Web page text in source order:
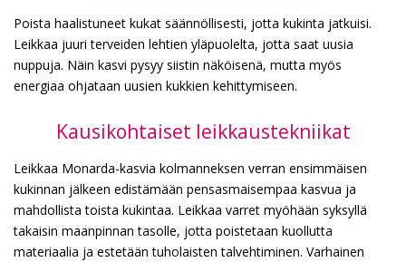
Poista haalistuneet kukat säännöllisesti, jotta kukinta jatkuisi.
Leikkaa juuri terveiden lehtien yläpuolelta, jotta saat uusia
nuppuja. Näin kasvi pysyy siistin näköisenä, mutta myös
energiaa ohjataan uusien kukkien kehittymiseen.
Kausikohtaiset leikkaustekniikat
Leikkaa Monarda-kasvia kolmanneksen verran ensimmäisen
kukinnan jälkeen edistämään pensasmaisempaa kasvua ja
mahdollista toista kukintaa. Leikkaa varret myöhään syksyllä
takaisin maanpinnan tasolle, jotta poistetaan kuollutta
materiaalia ja estetään tuholaisten talvehtiminen. Varhainen